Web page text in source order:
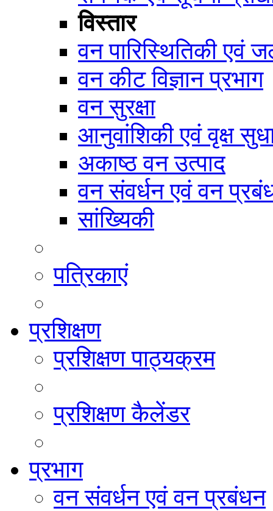
विस्तार
वन पारिस्थितिकी एवं
वन कीट विज्ञान प्रभाग
वन सुरक्षा
आनुवांशिकी एवं वृक्ष
अकाष्ठ वन उत्पाद
वन संवर्धन एवं वन
सांख्यिकी
पत्रिकाएं
प्रशिक्षण
प्रशिक्षण पाठ्यक्रम
प्रशिक्षण कैलेंडर
प्रभाग
वन संवर्धन एवं वन प्रबंधन